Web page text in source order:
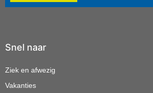
Snel naar
Ziek en afwezig
Vakanties